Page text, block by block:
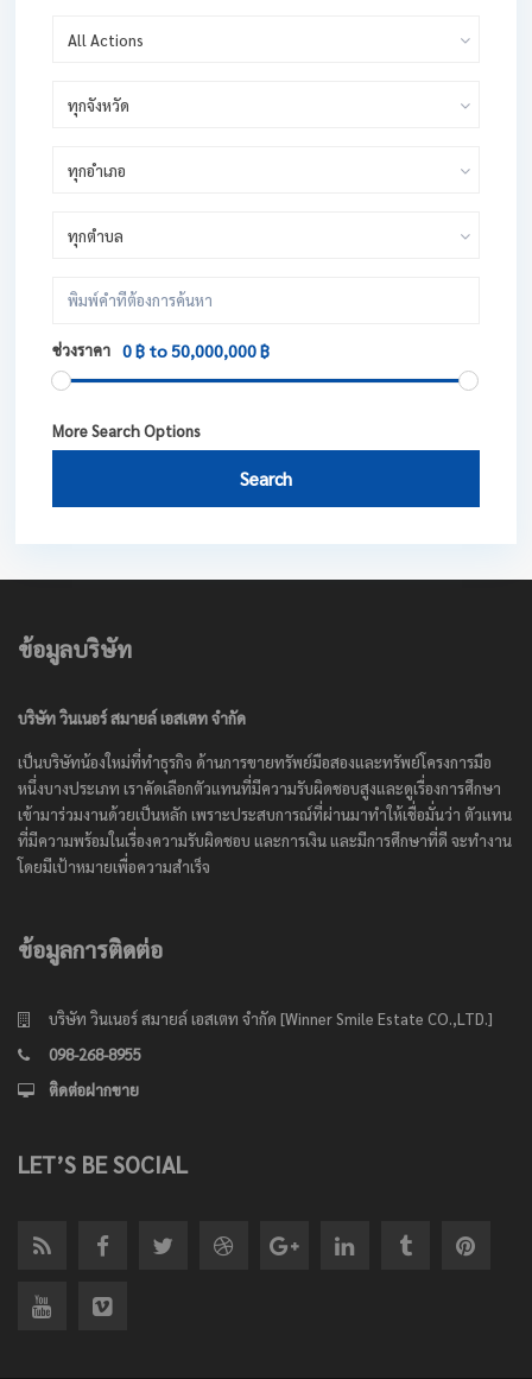
All Actions
ทุกจังหวัด
ทุกอำเภอ
ทุกตำบล
ช่วงราคา 0 ฿ to 50,000,000 ฿
More Search Options
Search
ข้อมูลบริษัท
บริษัท วินเนอร์ สมายล์ เอสเตท จำกัด
เป็นบริษัทน้องใหม่ที่ทำธุรกิจ ด้านการขายทรัพย์มือสองและทรัพย์โครงการมือ
หนึ่งบางประเภท เราคัดเลือกตัวแทนที่มีความรับผิดชอบสูงและดูเรื่องการศึกษา
เข้ามาร่วมงานด้วยเป็นหลัก เพราะประสบการณ์ที่ผ่านมาทำให้เชื่อมั่นว่า ตัวแทน
ที่มีความพร้อมในเรื่องความรับผิดชอบ และการเงิน และมีการศึกษาที่ดี จะทำงาน
โดยมีเป้าหมายเพื่อความสำเร็จ
ข้อมูลการติดต่อ
บริษัท วินเนอร์ สมายล์ เอสเตท จำกัด [Winner Smile Estate CO.,LTD.]
098-268-8955
ติดต่อฝากขาย
LET’S BE SOCIAL